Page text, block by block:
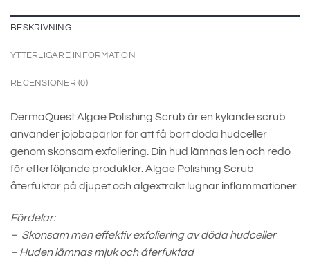
BESKRIVNING
YTTERLIGARE INFORMATION
RECENSIONER (0)
DermaQuest Algae Polishing Scrub är en kylande scrub
använder jojobapärlor för att få bort döda hudceller
genom skonsam exfoliering. Din hud lämnas len och redo
för efterföljande produkter. Algae Polishing Scrub
återfuktar på djupet och algextrakt lugnar inflammationer.
Fördelar:
– Skonsam men effektiv exfoliering av döda hudceller
– Huden lämnas mjuk och återfuktad